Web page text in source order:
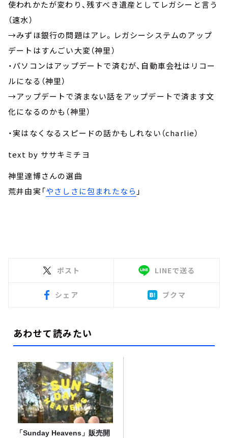
使われかたが変わり、残すべき遺産としてレガシーと言う
（速水）
→みずほ銀行の問題はアレ。レガシーシステムのアップ
デートはすんごい大変（神里）
・パソコンはアップデートで済むが、自動車会社はリコー
ルになる（神里）
→アップデートで済まない話をアップデートで済ます文
化になるのかも（神里）
・実はなくなるスピードの話かもしれない（charlie）
text by ササキミチヨ
神里達博さんの選曲
荒井由実「やさしさに包まれたなら 」
ポスト LINEで送る
シェア ブクマ
あわせて読みたい
「Sunday Heavens」販売開